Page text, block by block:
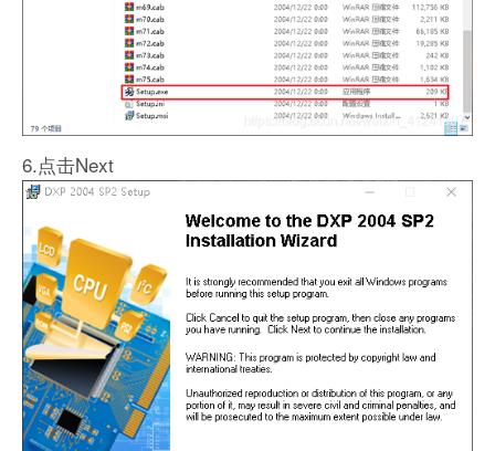
6.点击Next